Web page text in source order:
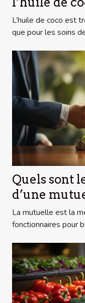
L’huile de coco est
que pour les soins
Quels sont
d’une
La mutuelle est la
fonctionnaires pour